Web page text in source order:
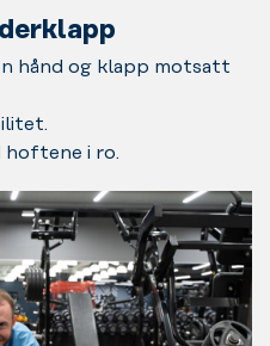
hånd og klapp motsatt
hoftene i ro.